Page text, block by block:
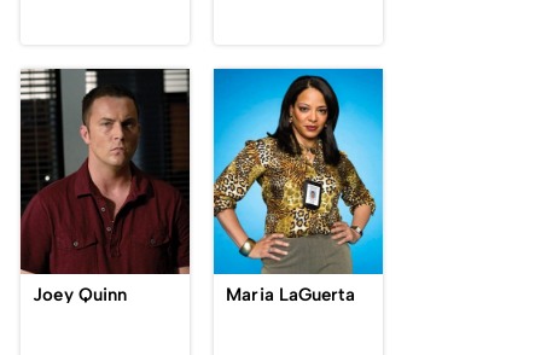
Joey Quinn Maria LaGuerta